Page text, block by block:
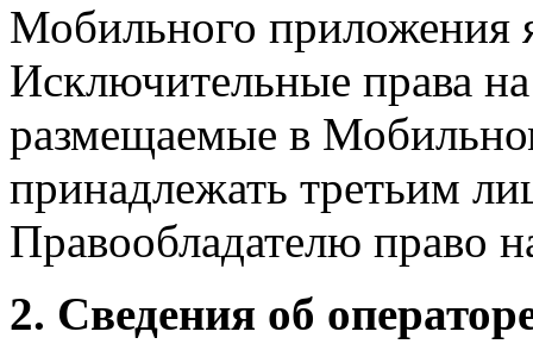
Мобильного приложения
Исключительные права
размещаемые в
принадлежать третьим
Правообладателю право
2. Сведения об